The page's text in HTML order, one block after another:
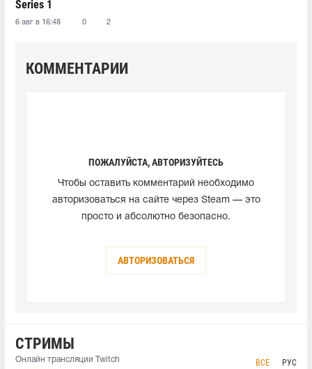
Series 1
6 авг в 16:48 0 2
КОММЕНТАРИИ
ПОЖАЛУЙСТА, АВТОРИЗУЙТЕСЬ
Чтобы оставить комментарий необходимо
авторизоваться на сайте через Steam — это
просто и абсолютно безопасно.
АВТОРИЗОВАТЬСЯ
СТРИМЫ
Онлайн трансляции Twitch ВСЕ РУС